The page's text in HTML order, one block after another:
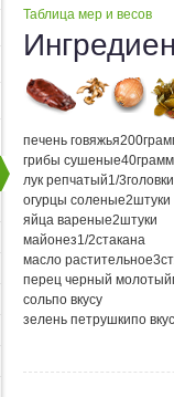
Таблица мер и весов
печень говяжья200
грибы сушеные40
лук репчатый1/3головки
огурцы соленые2штуки
яйца вареные2штуки
майонез1/2стакана
масло растительное3
перец черный молотый
сольпо вкусу
зелень петрушкипо